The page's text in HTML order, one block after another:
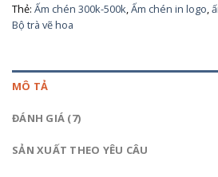
Thẻ: Ấm chén 300k-500k,Ấm chén in logo,
Bộ trà vẽ hoa
MÔ TẢ
ĐÁNH GIÁ (7)
SẢN XUẤT THEO YÊU CÂU